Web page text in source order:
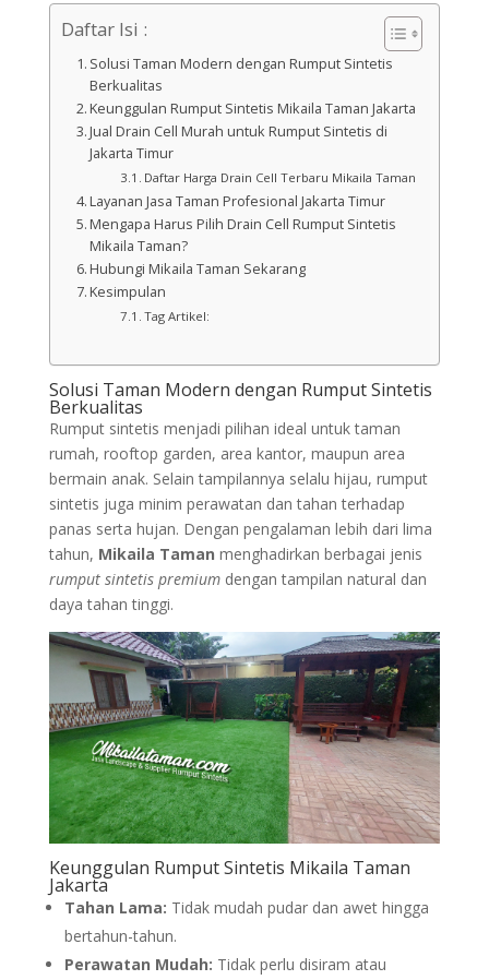
Daftar Isi :
Solusi Taman Modern dengan Rumput Sintetis
Berkualitas
Keunggulan Rumput Sintetis Mikaila Taman Jakarta
Jual Drain Cell Murah untuk Rumput Sintetis di
Jakarta Timur
Daftar Harga Drain Cell Terbaru Mikaila Taman
Layanan Jasa Taman Profesional Jakarta Timur
Mengapa Harus Pilih Drain Cell Rumput Sintetis
Mikaila Taman?
Hubungi Mikaila Taman Sekarang
Kesimpulan
Tag Artikel:
Solusi Taman Modern dengan Rumput Sintetis
Berkualitas
Rumput sintetis menjadi pilihan ideal untuk taman
rumah, rooftop garden, area kantor, maupun area
bermain anak. Selain tampilannya selalu hijau, rumput
sintetis juga minim perawatan dan tahan terhadap
panas serta hujan. Dengan pengalaman lebih dari lima
tahun, Mikaila Taman menghadirkan berbagai jenis
rumput sintetis premiumdengan tampilan natural dan
daya tahan tinggi.
Keunggulan Rumput Sintetis Mikaila Taman
Jakarta
Tahan Lama: Tidak mudah pudar dan awet hingga
bertahun-tahun.
Perawatan Mudah: Tidak perlu disiram atau